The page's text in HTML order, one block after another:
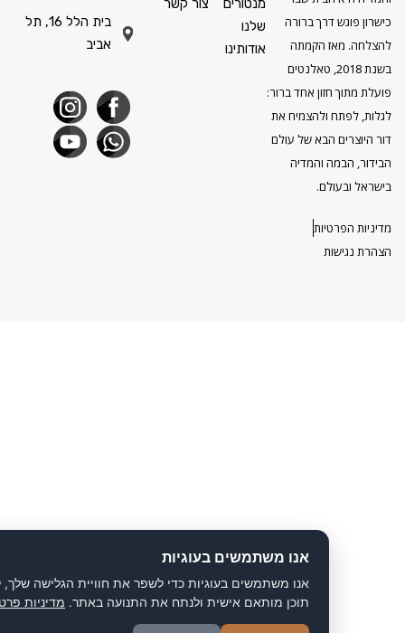
דרך ברורה
הקמתה
בשנת 2018, טאלנטים
חזון אחד ברור:
ולהצמיח את
הבא של עולם
והמדיה
מנטורים
שלנו
אודותינו
צור קשר
בית הלל 16, תל
אנו משתמשים בעוגיות
אנו משתמשים בעוגיות כדי לשפר את חוויית הגלישה שלך, להציג
תוכן מותאם אישית ולנתח את התנועה באתר.מדיניות פרטיות